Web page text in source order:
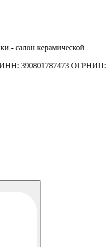
- салон керамической
390801787473 ОГРНИП: